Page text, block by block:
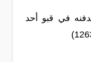
في قبو أحد